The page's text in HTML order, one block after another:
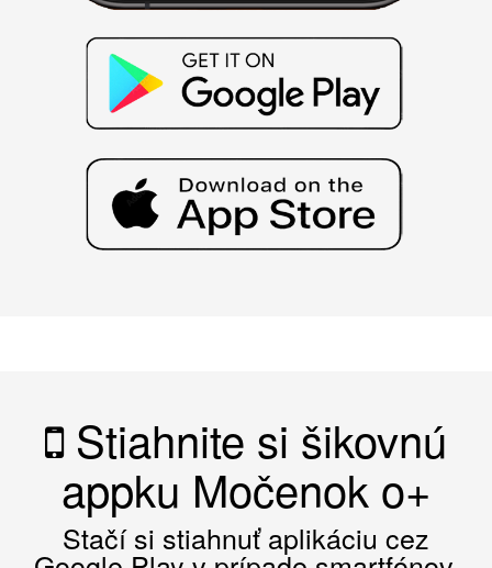
Stiahnite si šikovnú
appku Močenok o+
Stačí si stiahnuť aplikáciu cez